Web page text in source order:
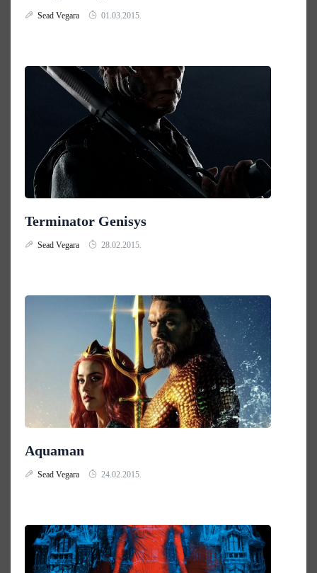
Sead Vegara 01.03.2015.
Terminator Genisys
Sead Vegara 28.02.2015.
Aquaman
Sead Vegara 24.02.2015.